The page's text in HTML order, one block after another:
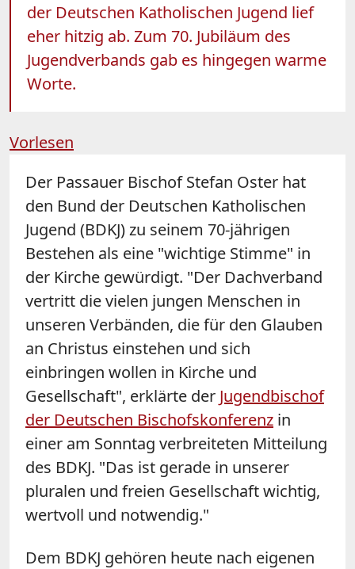
der Deutschen Katholischen Jugend lief
eher hitzig ab. Zum 70. Jubiläum des
Jugendverbands gab es hingegen warme
Worte.
Vorlesen
Der Passauer Bischof Stefan Oster hat
den Bund der Deutschen Katholischen
Jugend (BDKJ) zu seinem 70-jährigen
Bestehen als eine "wichtige Stimme" in
der Kirche gewürdigt. "Der Dachverband
vertritt die vielen jungen Menschen in
unseren Verbänden, die für den Glauben
an Christus einstehen und sich
einbringen wollen in Kirche und
Gesellschaft", erklärte der Jugendbischof
der Deutschen Bischofskonferenz in
einer am Sonntag verbreiteten Mitteilung
des BDKJ. "Das ist gerade in unserer
pluralen und freien Gesellschaft wichtig,
wertvoll und notwendig."
Dem BDKJ gehören heute nach eigenen